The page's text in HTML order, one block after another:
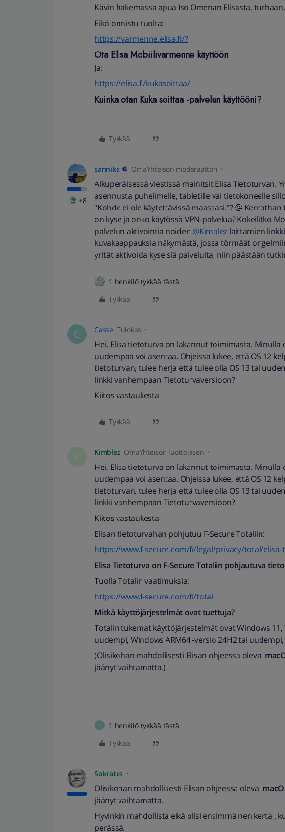
Kävin hakemassa apua Iso Omenan Elisasta,
Eikö onnistu tuolta:
https://varmenne.elisa.fi/?
Ota Elisa Mobiilivarmenne käyttöön
Ja:
https://elisa.fi/kukasoittaa/
Kuinka otan Kuka soittaa -palvelun käyttööni?
Tykkää
+8
sannika OmaYhteisön moderaattori
Alkuperäisessä viestissä mainitsit Elisa Tietoturvan.
asennusta puhelimelle, tabletille vai tietokoneelle
“Kohde ei ole käytettävissä maassasi.”? 🤔
on kyse ja onko käytössä VPN-palvelua? Kokeilitko
palvelun aktivointia noiden ​ @Kimblez laittamien
kuvakaappauksia näkymästä, jossa törmäät
yrität aktivoida kyseisiä palveluita, niin päästään
1 henkilö tykkää tästä
Tykkää
C Casse Tulokas
Hei, Elisa tietoturva on lakannut toimimasta. Minulla
uudempaa voi asentaa. Ohjeissa lukee, että OS 12
tietoturvan, tulee herja että tulee olla OS 13 tai
linkki vanhempaan Tietoturvaversioon?
Kiitos vastaukesta
Tykkää
Kimblez OmaYhteisön luottojäsen
Hei, Elisa tietoturva on lakannut toimimasta. Minulla
uudempaa voi asentaa. Ohjeissa lukee, että OS 12
tietoturvan, tulee herja että tulee olla OS 13 tai
linkki vanhempaan Tietoturvaversioon?
Kiitos vastaukesta
Elisan tietoturvahan pohjutuu F-Secure Totaliin:
https://www.f-secure.com/fi/legal/privacy/total/
Elisa Tietoturva on F-Secure Totaliin pohjautuva
Tuolla Totalin vaatimuksia:
https://www.f-secure.com/fi/total
Mitkä käyttöjärjestelmät ovat tuettuja?
Totalin tukemat käyttö­järjestelmät ovat Windows 11,
uudempi, Windows ARM64 ‑versio 24H2 tai uudempi,
(Olisikohan mahdollisesti Elisan ohjeessa oleva
jäänyt vaihtamatta.)
C
1 henkilö tykkää tästä
Tykkää
Sokrates
Olisikohan mahdollisesti Elisan ohjeessa oleva
jäänyt vaihtamatta.
Hyvinkin mahdollista eikä olisi ensimmäinen kerta ,
perässä.